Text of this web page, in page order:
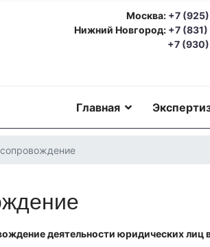
Москва: +7
Нижний Новгород: +7
+7
Главная
деятельности юридических